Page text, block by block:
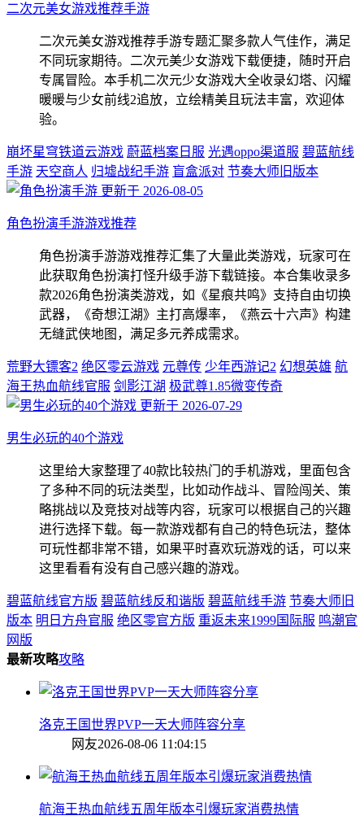
二次元美女游戏推荐手游
二次元美女游戏推荐手游专题汇聚多款人气佳作，满足
不同玩家期待。二次元美少女游戏下载便捷，随时开启
专属冒险。本手机二次元少女游戏大全收录幻塔、闪耀
暖暖与少女前线2追放，立绘精美且玩法丰富，欢迎体
验。
崩坏星穹铁道云游戏 蔚蓝档案日服 光遇oppo渠道服 碧蓝航线
手游 天空商人 归墟战纪手游 盲盒派对 节奏大师旧版本
更新于 2026-08-05
角色扮演手游游戏推荐
角色扮演手游游戏推荐汇集了大量此类游戏，玩家可在
此获取角色扮演打怪升级手游下载链接。本合集收录多
款2026角色扮演类游戏，如《星痕共鸣》支持自由切换
武器，《奇想江湖》主打高爆率，《燕云十六声》构建
无缝武侠地图，满足多元养成需求。
荒野大镖客2 绝区零云游戏 元尊传 少年西游记2 幻想英雄 航
海王热血航线官服 剑影江湖 极武尊1.85微变传奇
更新于 2026-07-29
男生必玩的40个游戏
这里给大家整理了40款比较热门的手机游戏，里面包含
了多种不同的玩法类型，比如动作战斗、冒险闯关、策
略挑战以及竞技对战等内容，玩家可以根据自己的兴趣
进行选择下载。每一款游戏都有自己的特色玩法，整体
可玩性都非常不错，如果平时喜欢玩游戏的话，可以来
这里看看有没有自己感兴趣的游戏。
碧蓝航线官方版 碧蓝航线反和谐版 碧蓝航线手游 节奏大师旧
版本 明日方舟官服 绝区零官方版 重返未来1999国际服 鸣潮官
网版
最新攻略攻略
洛克王国世界PVP一天大师阵容分享
网友2026-08-06 11:04:15
航海王热血航线五周年版本引爆玩家消费热情